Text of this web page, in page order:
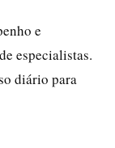
e
especialistas.
diário para